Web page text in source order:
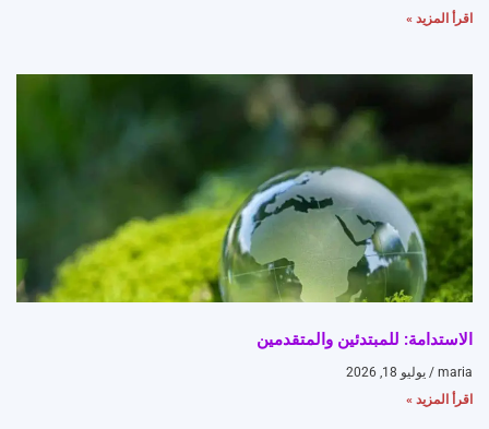
اقرأ المزيد »
الاستدامة: للمبتدئين والمتقدمين
maria
يوليو 18, 2026
اقرأ المزيد »